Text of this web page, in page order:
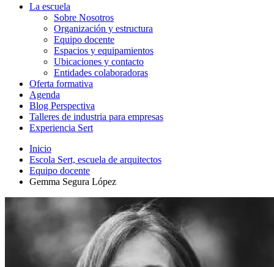
La escuela
Sobre Nosotros
Organización y estructura
Equipo docente
Espacios y equipamientos
Ubicaciones y contacto
Entidades colaboradoras
Oferta formativa
Agenda
Blog Perspectiva
Talleres de industria para empresas
Experiencia Sert
Inicio
Escola Sert, escuela de arquitectos
Equipo docente
Gemma Segura López